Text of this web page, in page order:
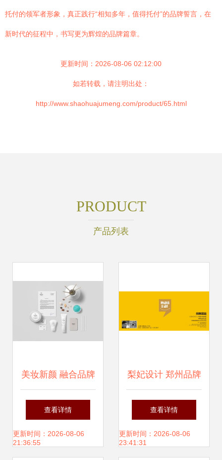
托付的领军者形象，真正践行“相知多年，值得托付”的品牌誓言，在
新时代的征程中，书写更为辉煌的品牌篇章。
更新时间：2026-08-06 02:12:00
如若转载，请注明出处：
http://www.shaohuajumeng.com/product/65.html
PRODUCT
产品列表
美妆新颜 融合品牌
基因的化妆品包装
设计与形象策划策
查看详情
更新时间：2026-08-06
21:36:55
梨妃设计 郑州品牌
设计领域的创意先
锋与解决方案专家
查看详情
更新时间：2026-08-06
23:41:31